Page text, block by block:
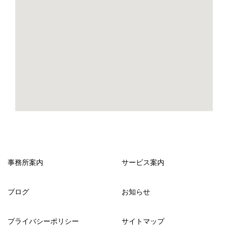
事務所案内 サービス案内
ブログ お知らせ
プライバシーポリシー サイトマップ